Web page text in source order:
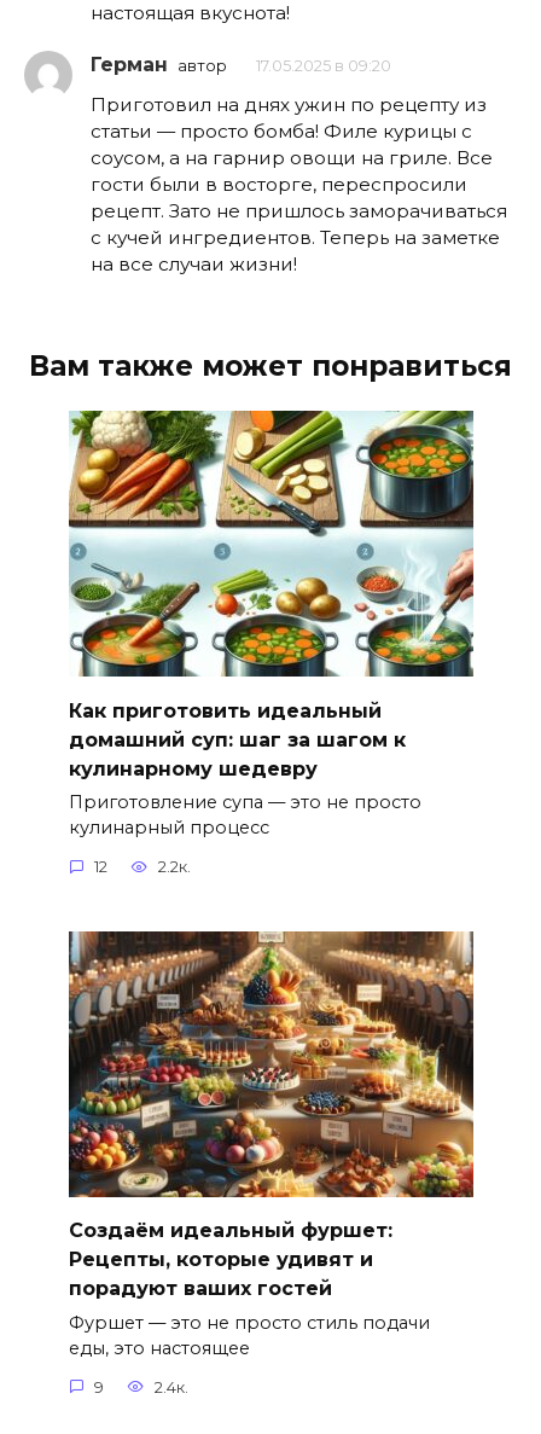
настоящая вкуснота!
Герман автор 17.05.2025 в 09:20
Приготовил на днях ужин по рецепту из
статьи — просто бомба! Филе курицы с
соусом, а на гарнир овощи на гриле. Все
гости были в восторге, переспросили
рецепт. Зато не пришлось заморачиваться
с кучей ингредиентов. Теперь на заметке
на все случаи жизни!
Вам также может понравиться
Как приготовить идеальный
домашний суп: шаг за шагом к
кулинарному шедевру
Приготовление супа — это не просто
кулинарный процесс
12 2.2к.
Создаём идеальный фуршет:
Рецепты, которые удивят и
порадуют ваших гостей
Фуршет — это не просто стиль подачи
еды, это настоящее
9 2.4к.